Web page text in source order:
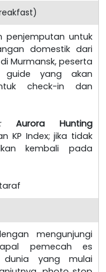
penjemputan untuk
domestik dari
Murmansk, peserta
yang akan
check-in dan
Aurora Hunting
KP Index; jika tidak
kembali pada
mengunjungi
pemecah es
yang mulai